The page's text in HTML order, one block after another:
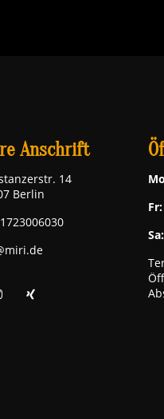
Anschrift
14
Berlin
Fr:
Sa: